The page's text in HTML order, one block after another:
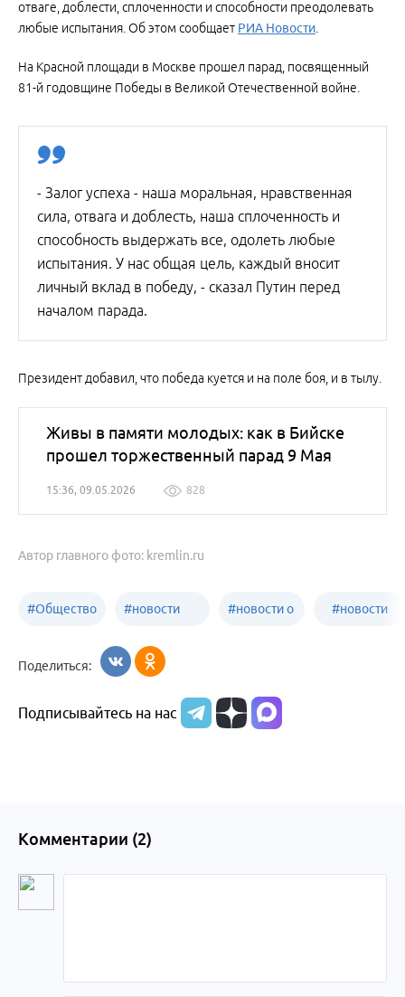
отваге, доблести, сплоченности и способности преодолевать
любые испытания. Об этом сообщает РИА Новости.
На Красной площади в Москве прошел парад, посвященный
81-й годовщине Победы в Великой Отечественной войне.
- Залог успеха - наша моральная, нравственная
сила, отвага и доблесть, наша сплоченность и
способность выдержать все, одолеть любые
испытания. У нас общая цель, каждый вносит
личный вклад в победу, - сказал Путин перед
началом парада.
Президент добавил, что победа куется и на поле боя, и в тылу.
Живы в памяти молодых: как в Бийске
прошел торжественный парад 9 Мая
15:36, 09.05.2026 828
Автор главного фото: kremlin.ru
#Общество #новости
образования
#новости о
Алтайского
#новости
Поделиться:
Подписывайтесь на нас
Комментарии (2)